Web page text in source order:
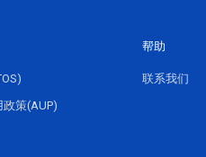
策(AUP)
帮助
联系我们